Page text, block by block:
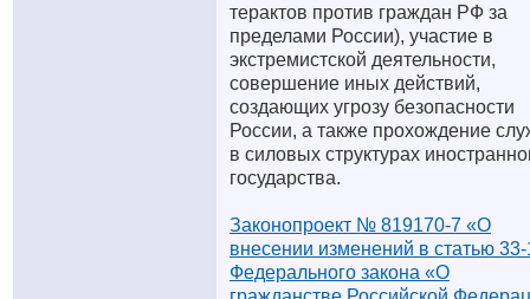
терактов против граждан РФ за
пределами России), участие в
экстремистской деятельности,
совершение иных действий,
создающих угрозу безопасности
России, а также прохождение
в силовых структурах
государства.
Законопроект № 819170-7 «О
внесении изменений в статью 33-
Федерального закона «О